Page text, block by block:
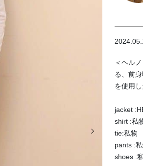
次の画像
＜ヘル
る、前
を使用し
jacket
shirt :私
tie:私物
pants :
shoes :